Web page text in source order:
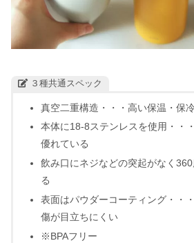
３種共通スペック
真空二重構造・・・高い保温・保
本体に18-8ステンレスを使用・・
優れている
飲み口にネジなどの突起がなく
る
表面はパウダーコーティング・・
傷が目立ちにくい
※BPAフリー